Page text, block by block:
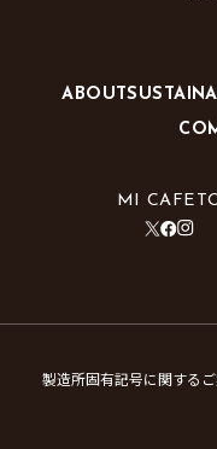
ABOUT
MI
製造所固有記号に関する